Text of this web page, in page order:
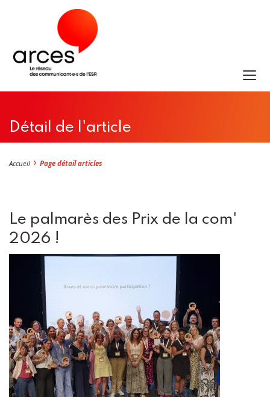
Détail de l'article
Accueil Page détail articles
Le palmarès des Prix de la com'
2026 !